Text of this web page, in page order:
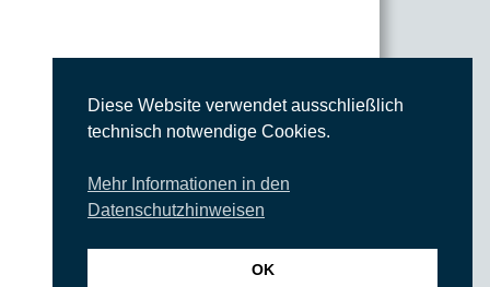
Diese Website verwendet ausschließlich
technisch notwendige Cookies.
Mehr Informationen in den
Datenschutzhinweisen
OK